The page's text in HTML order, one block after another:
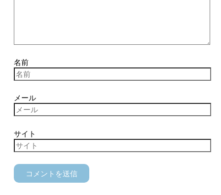
名前
メール
サイト